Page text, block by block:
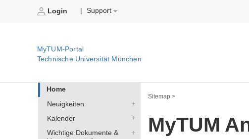
Login Support
MyTUM-Portal
Technische Universität München
Home
Neuigkeiten
Kalender
Wichtige Dokumente &
Sitemap >
MyTUM